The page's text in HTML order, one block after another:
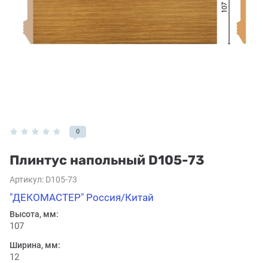
0
Плинтус напольный D105-73
Артикул: D105-73
"ДЕКОМАСТЕР" Россия/Китай
Высота, мм:
107
Ширина, мм:
12